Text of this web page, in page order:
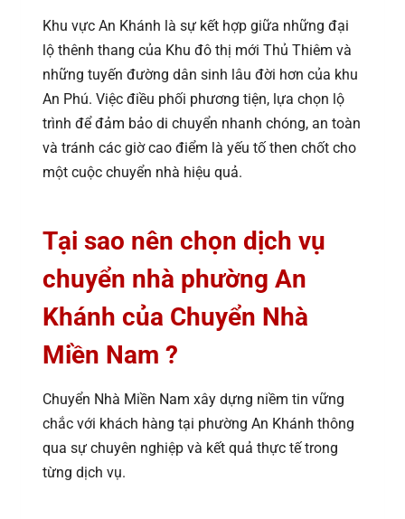
Khu vực An Khánh là sự kết hợp giữa những đại
lộ thênh thang của Khu đô thị mới Thủ Thiêm và
những tuyến đường dân sinh lâu đời hơn của khu
An Phú. Việc điều phối phương tiện, lựa chọn lộ
trình để đảm bảo di chuyển nhanh chóng, an toàn
và tránh các giờ cao điểm là yếu tố then chốt cho
một cuộc chuyển nhà hiệu quả.
Tại sao nên chọn dịch vụ
chuyển nhà phường An
Khánh của Chuyển Nhà
Miền Nam ?
Chuyển Nhà Miền Nam xây dựng niềm tin vững
chắc với khách hàng tại phường An Khánh thông
qua sự chuyên nghiệp và kết quả thực tế trong
từng dịch vụ.